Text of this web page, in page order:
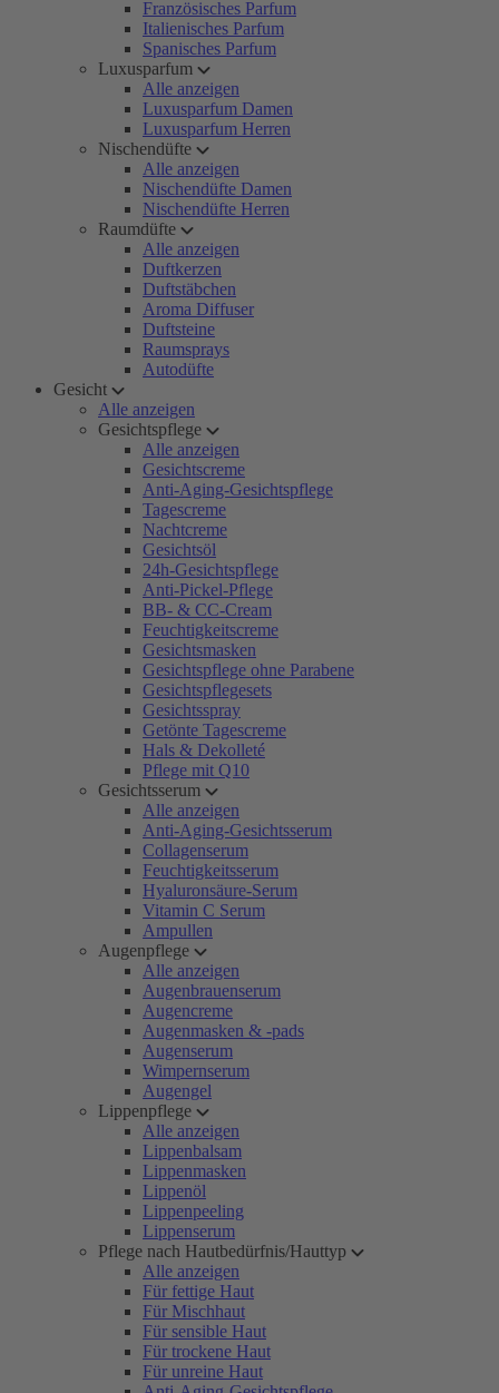
Französisches Parfum
Italienisches Parfum
Spanisches Parfum
Luxusparfum
Alle anzeigen
Luxusparfum Damen
Luxusparfum Herren
Nischendüfte
Alle anzeigen
Nischendüfte Damen
Nischendüfte Herren
Raumdüfte
Alle anzeigen
Duftkerzen
Duftstäbchen
Aroma Diffuser
Duftsteine
Raumsprays
Autodüfte
Gesicht
Alle anzeigen
Gesichtspflege
Alle anzeigen
Gesichtscreme
Anti-Aging-Gesichtspflege
Tagescreme
Nachtcreme
Gesichtsöl
24h-Gesichtspflege
Anti-Pickel-Pflege
BB- & CC-Cream
Feuchtigkeitscreme
Gesichtsmasken
Gesichtspflege ohne Parabene
Gesichtspflegesets
Gesichtsspray
Getönte Tagescreme
Hals & Dekolleté
Pflege mit Q10
Gesichtsserum
Alle anzeigen
Anti-Aging-Gesichtsserum
Collagenserum
Feuchtigkeitsserum
Hyaluronsäure-Serum
Vitamin C Serum
Ampullen
Augenpflege
Alle anzeigen
Augenbrauenserum
Augencreme
Augenmasken & -pads
Augenserum
Wimpernserum
Augengel
Lippenpflege
Alle anzeigen
Lippenbalsam
Lippenmasken
Lippenöl
Lippenpeeling
Lippenserum
Pflege nach Hautbedürfnis/Hauttyp
Alle anzeigen
Für fettige Haut
Für Mischhaut
Für sensible Haut
Für trockene Haut
Für unreine Haut